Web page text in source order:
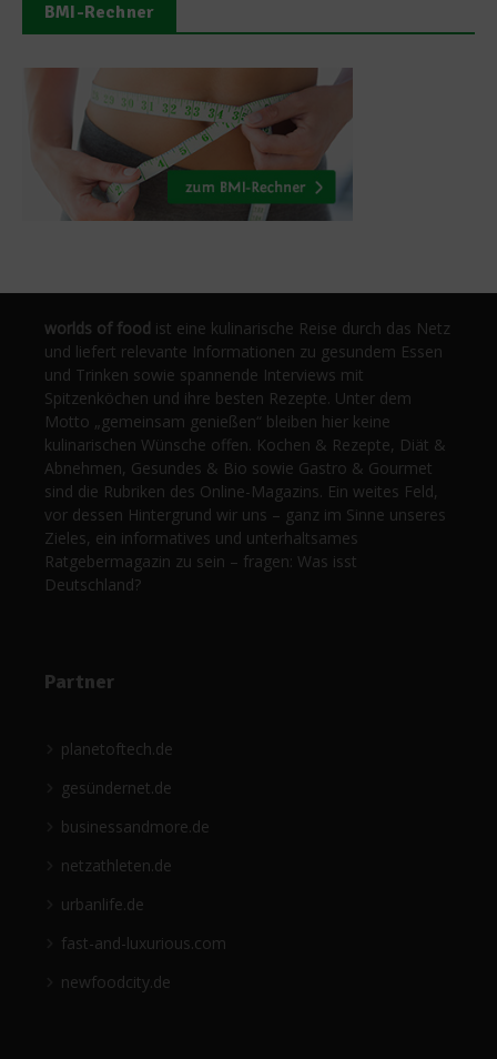
BMI-Rechner
worlds of food ist eine kulinarische Reise durch das Netz
und liefert relevante Informationen zu gesundem Essen
und Trinken sowie spannende Interviews mit
Spitzenköchen und ihre besten Rezepte. Unter dem
Motto „gemeinsam genießen“ bleiben hier keine
kulinarischen Wünsche offen. Kochen & Rezepte, Diät &
Abnehmen, Gesundes & Bio sowie Gastro & Gourmet
sind die Rubriken des Online-Magazins. Ein weites Feld,
vor dessen Hintergrund wir uns – ganz im Sinne unseres
Zieles, ein informatives und unterhaltsames
Ratgebermagazin zu sein – fragen: Was isst
Deutschland?
Partner
planetoftech.de
gesündernet.de
businessandmore.de
netzathleten.de
urbanlife.de
fast-and-luxurious.com
newfoodcity.de